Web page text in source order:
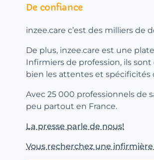
De confiance
inzee.care c’est des milliers de
De plus, inzee.care est une
Infirmiers de profession, ils
bien les attentes et spécificités
Avec 25 000 professionnels de
peu partout en France.
La presse parle de nous!
Vous recherchez une